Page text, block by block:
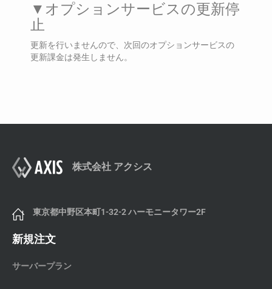
▼オプションサービスの更新停
止
更新を行いませんので、次回のオプションサービスの
更新課金は発生しません。
株式会社 アクシス
東京都中野区本町1-32-2 ハーモニータワー2F
新規注文
サーバープラン